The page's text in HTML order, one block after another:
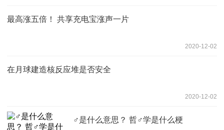
最高涨五倍！ 共享充电宝涨声一片
2020-12-02
在月球建造核反应堆是否安全
2020-12-02
♂是什么意思？ 哲♂学是什么梗